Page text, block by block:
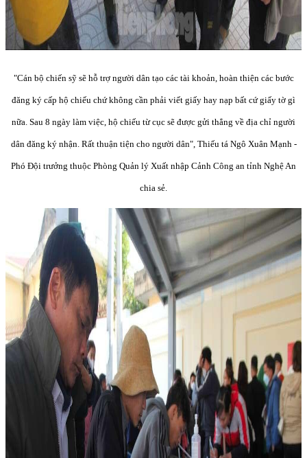
"Cán bộ chiến sỹ sẽ hỗ trợ người dân tạo các tài khoản, hoàn thiện các bước
đăng ký cấp hộ chiếu chứ không cần phải viết giấy hay nạp bất cứ giấy tờ gì
nữa. Sau 8 ngày làm việc, hộ chiếu từ cục sẽ được gửi thẳng về địa chỉ người
dân đăng ký nhận. Rất thuận tiện cho người dân", Thiếu tá Ngô Xuân Mạnh -
Phó Đội trưởng thuộc Phòng Quản lý Xuất nhập Cảnh Công an tỉnh Nghệ An
chia sẻ.